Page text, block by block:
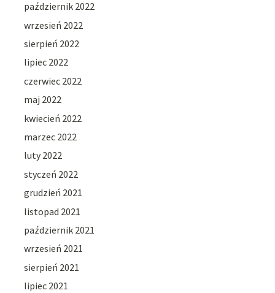
październik 2022
wrzesień 2022
sierpień 2022
lipiec 2022
czerwiec 2022
maj 2022
kwiecień 2022
marzec 2022
luty 2022
styczeń 2022
grudzień 2021
listopad 2021
październik 2021
wrzesień 2021
sierpień 2021
lipiec 2021